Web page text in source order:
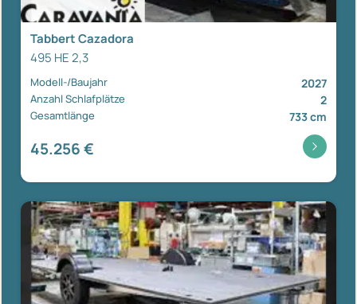
Tabbert Cazadora
495 HE 2,3
Modell-/Baujahr 2027
Anzahl Schlafplätze 2
Gesamtlänge 733 cm
45.256 €